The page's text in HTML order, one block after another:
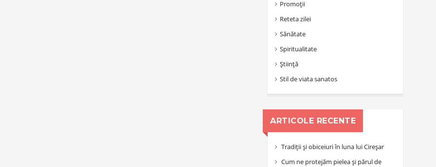
Promoții
Reteta zilei
Sănătate
Spiritualitate
Știință
Stil de viata sanatos
ARTICOLE RECENTE
Tradiții și obiceiuri în luna lui Cireșar
Cum ne protejăm pielea și părul de